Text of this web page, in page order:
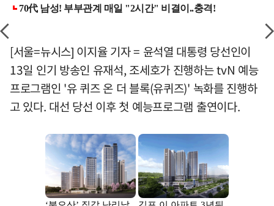
[서울=뉴시스] 이지율 기자 = 윤석열 대통령 당선인이
13일 인기 방송인 유재석, 조세호가 진행하는 tvN 예능
프로그램인 '유 퀴즈 온 더 블록(유퀴즈)' 녹화를 진행하
고 있다. 대선 당선 이후 첫 예능프로그램 출연이다.